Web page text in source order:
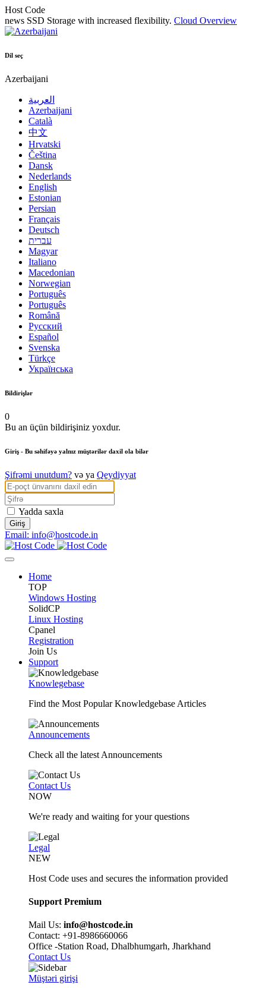
Host Code
news SSD Storage with increased flexibility. Cloud Overview
Dil seç
Azerbaijani
العربية
Azerbaijani
Català
中文
Hrvatski
Čeština
Dansk
Nederlands
English
Estonian
Persian
Français
Deutsch
עברית
Magyar
Italiano
Macedonian
Norwegian
Português
Português
Română
Русский
Español
Svenska
Türkçe
Українська
Bildirişlər
0
Bu an üçün bildirişiniz yoxdur.
Giriş - Bu səhifəyə yalnız müştərilər daxil ola bilər
Şifrəmi unutdum? və ya Qeydiyyat
Yadda saxla
Email: info@hostcode.in
Home
TOP
Windows Hosting
SolidCP
Linux Hosting
Cpanel
Registration
Join Us
Support
Knowlegebase
Find the Most Popular Knowledgebase Articles
Announcements
Check all the latest Announcements
Contact Us
NOW
We're ready and waiting for your questions
Legal
NEW
Host Code uses and secures the information provided
Support Premium
Mail Us: info@hostcode.in
Contact: +91-8986660066
Office -Station Road, Dhalbhumgarh, Jharkhand
Contact Us
Müştəri girişi